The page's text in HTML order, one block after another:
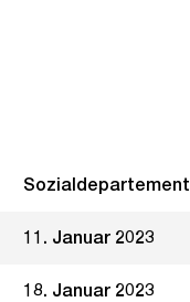
Sozialdepartement
11. Januar 2023
18. Januar 2023